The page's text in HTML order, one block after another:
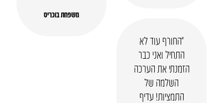
משפחת בוכריס
“החורף עוד לא
התחיל ואני כבר
הזמנתי את הערכה
השלמה של
התמציות! עדיף